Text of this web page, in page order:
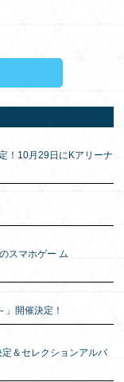
！10月29日にKアリーナ
スマホゲー ム
」開催決定！
＆セレクションアルバ